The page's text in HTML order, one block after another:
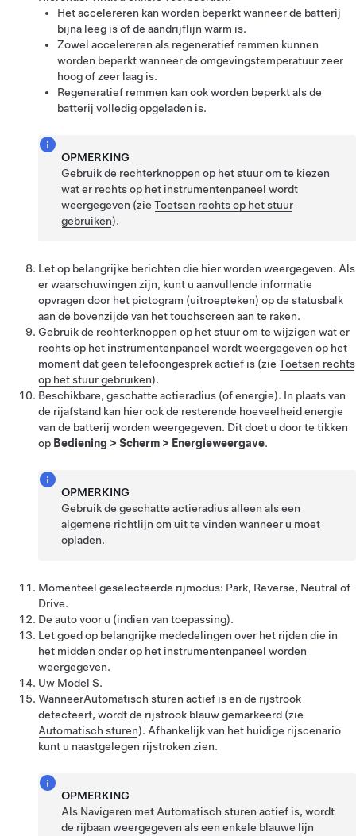
Het accelereren kan worden beperkt wanneer de batterij
bijna leeg is of de aandrijflijn warm is.
Zowel accelereren als regeneratief remmen kunnen
worden beperkt wanneer de omgevingstemperatuur zeer
hoog of zeer laag is.
Regeneratief remmen kan ook worden beperkt als de
batterij volledig opgeladen is.
OPMERKING
Gebruik de rechterknoppen op het stuur om te kiezen
wat er rechts op het instrumentenpaneel wordt
weergegeven (zieToetsen rechts op het stuur
gebruiken).
Let op belangrijke berichten die hier worden weergegeven. Als
er waarschuwingen zijn, kunt u aanvullende informatie
opvragen door het pictogram (uitroepteken) op de statusbalk
aan de bovenzijde van het touchscreen aan te raken.
Gebruik de rechterknoppen op het stuur om te wijzigen wat er
rechts op het instrumentenpaneel wordt weergegeven op het
moment dat geen telefoongesprek actief is (zie Toetsen rechts
op het stuur gebruiken).
Beschikbare, geschatte actieradius (of energie). In plaats van
de rijafstand kan hier ook de resterende hoeveelheid energie
van de batterij worden weergegeven. Dit doet u door te tikken
op Bediening > Scherm > Energieweergave.
OPMERKING
Gebruik de geschatte actieradius alleen als een
algemene richtlijn om uit te vinden wanneer u moet
opladen.
Momenteel geselecteerde rijmodus: Park, Reverse, Neutral of
Drive.
De auto voor u (indien van toepassing).
Let goed op belangrijke mededelingen over het rijden die in
het midden onder op het instrumentenpaneel worden
weergegeven.
Uw Model S.
WanneerAutomatisch sturen actief is en de rijstrook
detecteert, wordt de rijstrook blauw gemarkeerd (zie
Automatisch sturen). Afhankelijk van het huidige rijscenario
kunt u naastgelegen rijstroken zien.
OPMERKING
Als Navigeren met Automatisch sturen actief is, wordt
de rijbaan weergegeven als een enkele blauwe lijn